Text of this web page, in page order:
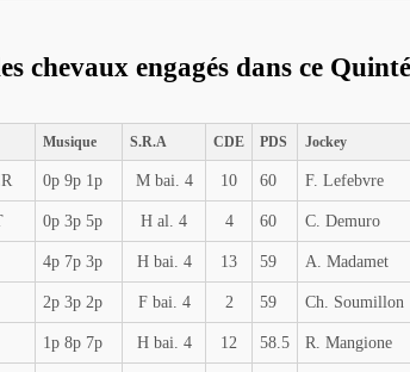
chevaux engagés dans ce
Musique S.R.A CDE PDS Jockey
0p 9p 1p M bai. 4 10 60 F. Lefebvre
0p 3p 5p H al. 4 4 60 C. Demuro
4p 7p 3p H bai. 4 13 59 A. Madamet
2p 3p 2p F bai. 4 2 59 Ch. Soumillon
1p 8p 7p H bai. 4 12 58.5 R. Mangione